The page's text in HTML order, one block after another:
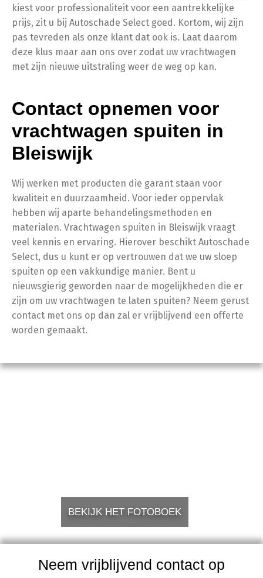
kiest voor professionaliteit voor een aantrekkelijke
prijs, zit u bij Autoschade Select goed. Kortom, wij zijn
pas tevreden als onze klant dat ook is. Laat daarom
deze klus maar aan ons over zodat uw vrachtwagen
met zijn nieuwe uitstraling weer de weg op kan.
Contact opnemen voor
vrachtwagen spuiten in
Bleiswijk
Wij werken met producten die garant staan voor
kwaliteit en duurzaamheid. Voor ieder oppervlak
hebben wij aparte behandelingsmethoden en
materialen. Vrachtwagen spuiten in Bleiswijk vraagt
veel kennis en ervaring. Hierover beschikt Autoschade
Select, dus u kunt er op vertrouwen dat we uw sloep
spuiten op een vakkundige manier. Bent u
nieuwsgierig geworden naar de mogelijkheden die er
zijn om uw vrachtwagen te laten spuiten? Neem gerust
contact met ons op dan zal er vrijblijvend een offerte
worden gemaakt.
BEKIJK HET FOTOBOEK
Neem vrijblijvend contact op